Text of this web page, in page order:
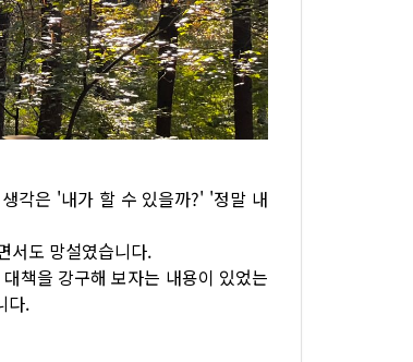
각은 '내가 할 수 있을까?' '정말 내
서도 망설였습니다.
책을 강구해 보자는 내용이 있었는
다.